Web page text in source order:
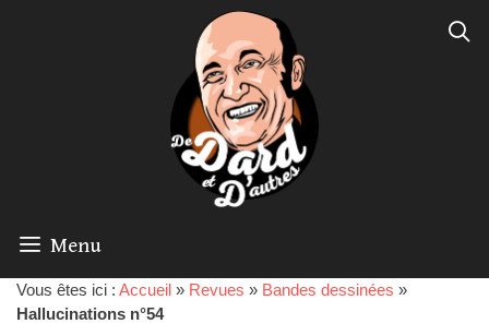
Menu
Vous êtes ici : Accueil » Revues » Bandes dessinées »
Hallucinations n°54